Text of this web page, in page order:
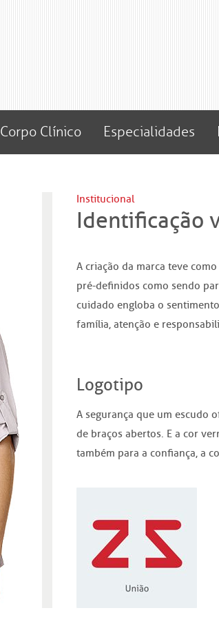
Corpo Clínico Especialidades
Institucional
Identificação
A criação da marca teve
pré-definidos como sendo
cuidado engloba o
família, atenção e
Logotipo
A segurança que um escudo
de braços abertos. E a cor
também para a confiança, a